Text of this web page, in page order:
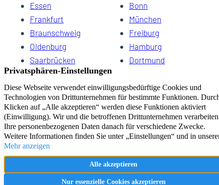
Essen
Bonn
Frankfurt
München
Braunschweig
Freiburg
Oldenburg
Hamburg
Saarbrücken
Dortmund
Hannover
Dresden
Kiel
Wuppertal
Bremen
HomeCompany eG Ihre Agenturen für Wohnen auf Zeit